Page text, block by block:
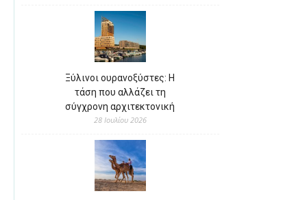
Ξύλινοι ουρανοξύστες: Η
τάση που αλλάζει τη
σύγχρονη αρχιτεκτονική
28 Ιουλίου 2026